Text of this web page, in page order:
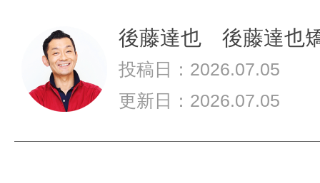
要？
後藤達也 後藤達也
投稿日：2026.07.05
更新日：2026.07.05